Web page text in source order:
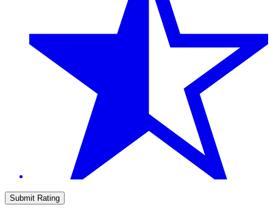
Submit Rating